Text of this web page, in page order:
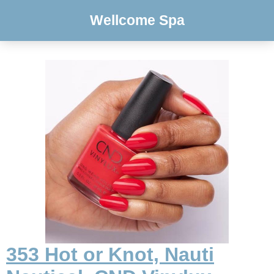
Wellcome Spa
353 Hot or Knot, Nauti